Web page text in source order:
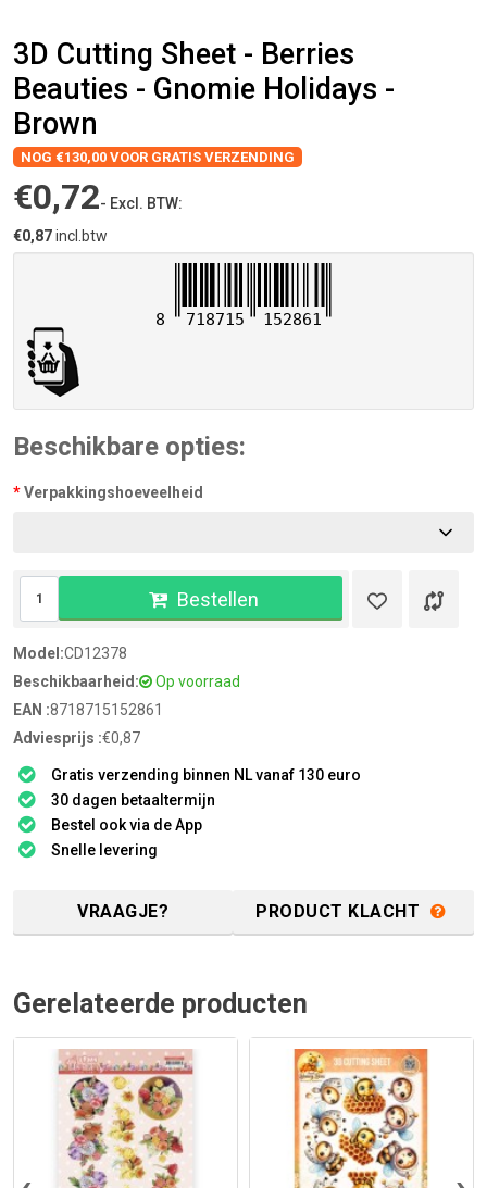
3D Cutting Sheet - Berries
Beauties - Gnomie Holidays -
Brown
NOG €130,00 VOOR GRATIS VERZENDING
€0,72- Excl. BTW:
€0,87incl.btw
8 718715 152861
Beschikbare opties:
Verpakkingshoeveelheid
Bestellen
Model:CD12378
Beschikbaarheid:
Op voorraad
EAN :8718715152861
Adviesprijs :€0,87
Gratis verzending binnen NL vanaf 130 euro
30 dagen betaaltermijn
Bestel ook via de App
Snelle levering
VRAAGJE? PRODUCT KLACHT
Gerelateerde producten